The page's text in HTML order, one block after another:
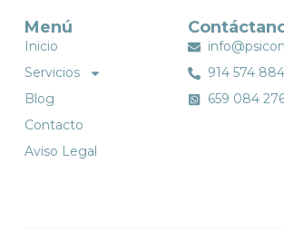
Menú
Inicio
Servicios
Blog
Contacto
Aviso Legal
914 574 884
659 084